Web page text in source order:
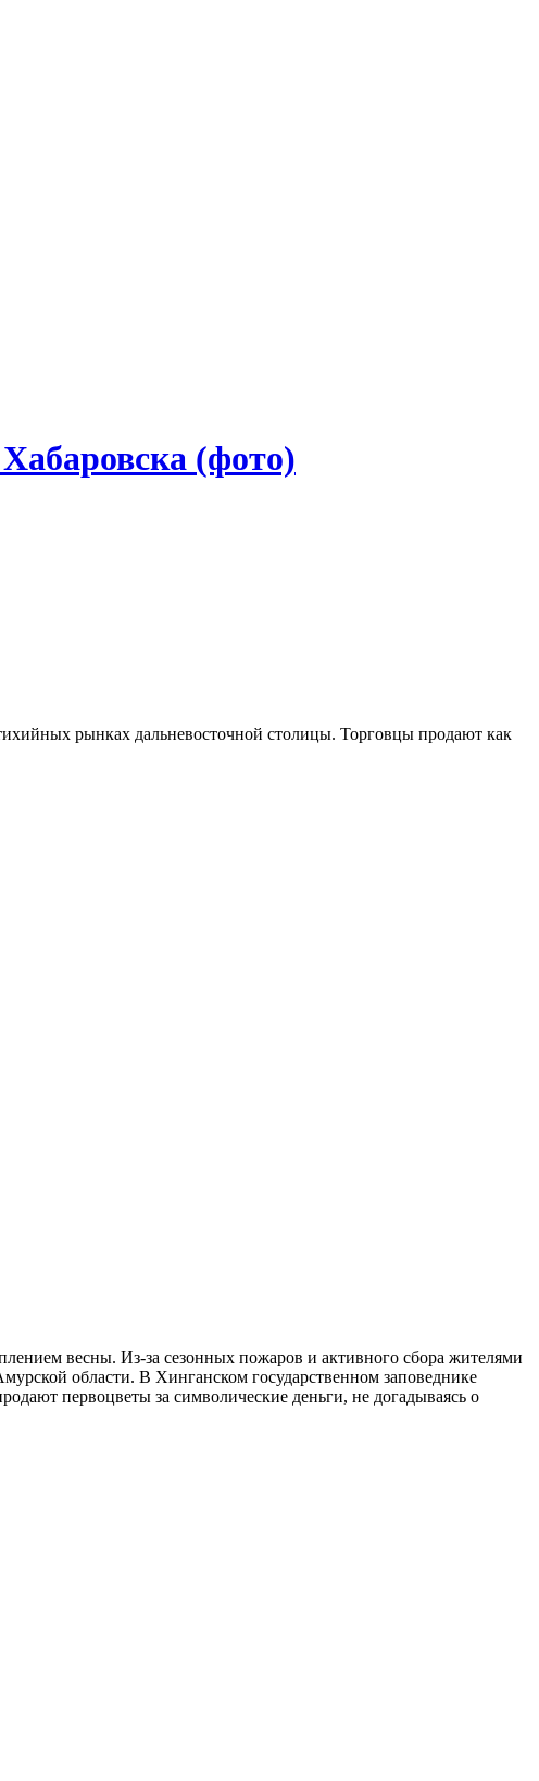
(фото)
рынках дальневосточной столицы. Торговцы продают как
весны. Из-за сезонных пожаров и активного сбора жителями
области. В Хинганском государственном заповеднике
первоцветы за символические деньги, не догадываясь о